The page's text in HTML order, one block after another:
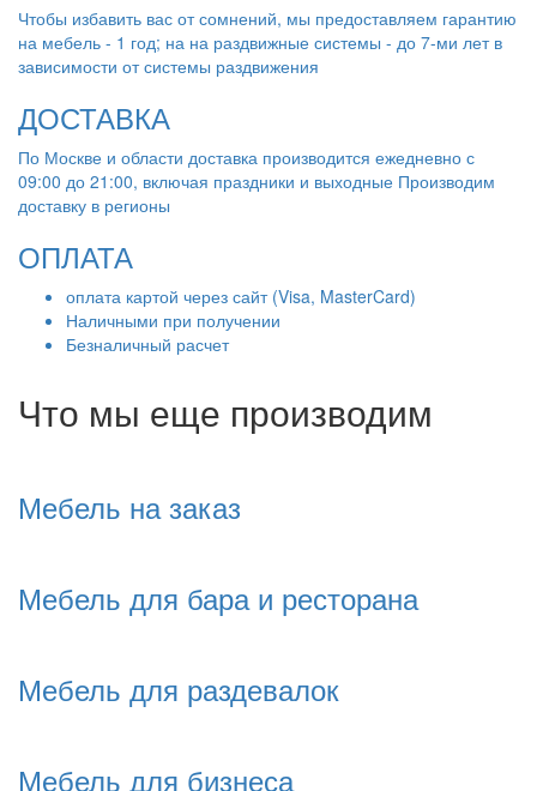
Чтобы избавить вас от сомнений, мы предоставляем гарантию
на мебель - 1 год; на на раздвижные системы - до 7-ми лет в
зависимости от системы раздвижения
ДОСТАВКА
По Москве и области доставка производится ежедневно с
09:00 до 21:00, включая праздники и выходные Производим
доставку в регионы
ОПЛАТА
оплата картой через сайт (Visa, MasterCard)
Наличными при получении
Безналичный расчет
Что мы еще производим
Мебель на заказ
Мебель для бара и ресторана
Мебель для раздевалок
Мебель для бизнеса